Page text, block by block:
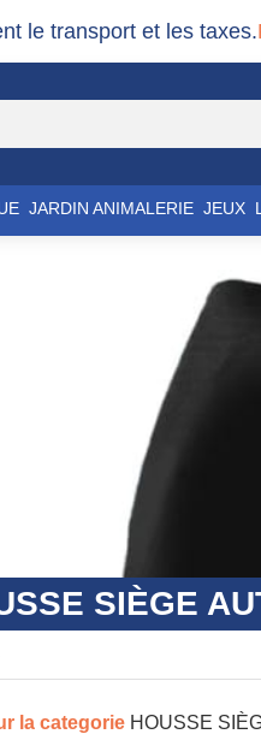
le transport et les taxes.
JARDIN ANIMALERIE JEUX
SIÈGE
la categorie HOUSSE